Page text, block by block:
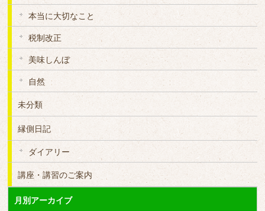
本当に大切なこと
税制改正
美味しんぼ
自然
未分類
縁側日記
ダイアリー
講座・講習のご案内
月別アーカイブ